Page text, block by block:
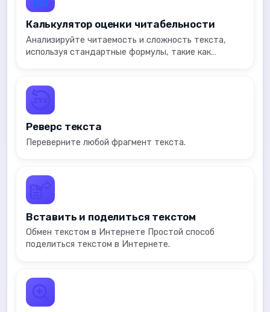
Калькулятор оценки читабельности
Анализируйте читаемость и сложность текста,
используя стандартные формулы, такие как
Реверс текста
Переверните любой фрагмент текста.
Вставить и поделиться текстом
Обмен текстом в Интернете Простой способ
поделиться текстом в Интернете.